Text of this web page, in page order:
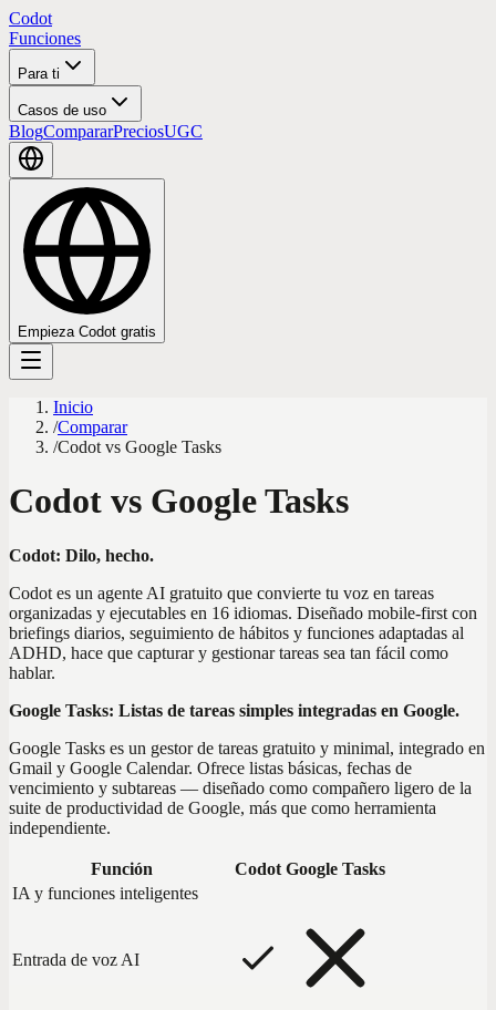
Codot
Funciones
Para ti
Casos de uso
BlogCompararPreciosUGC
Empieza Codot gratis
Inicio
/Comparar
/Codot vs Google Tasks
Codot vs Google Tasks
Codot: Dilo, hecho.
Codot es un agente AI gratuito que convierte tu voz en tareas
organizadas y ejecutables en 16 idiomas. Diseñado mobile-first con
briefings diarios, seguimiento de hábitos y funciones adaptadas al
ADHD, hace que capturar y gestionar tareas sea tan fácil como
hablar.
Google Tasks: Listas de tareas simples integradas en Google.
Google Tasks es un gestor de tareas gratuito y minimal, integrado en
Gmail y Google Calendar. Ofrece listas básicas, fechas de
vencimiento y subtareas — diseñado como compañero ligero de la
suite de productividad de Google, más que como herramienta
independiente.
Función Codot Google Tasks
IA y funciones inteligentes
Entrada de voz AI